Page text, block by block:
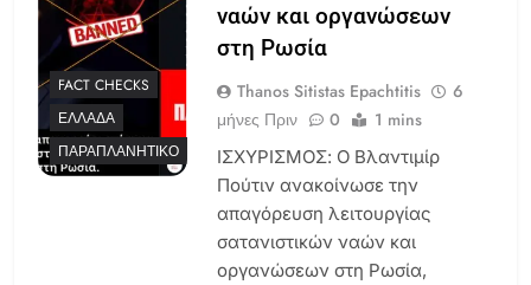
FACT CHECKS
ΕΛΛΆΔΑ
ΠΑΡΑΠΛΑΝΗΤΙΚΌ
ναών και οργανώσεων
στη Ρωσία
Thanos Sitistas Epachtitis
6
μήνες Πριν
0 1 mins
ΙΣΧΥΡΙΣΜΟΣ: Ο Βλαντιμίρ
Πούτιν ανακοίνωσε την
απαγόρευση λειτουργίας
σατανιστικών ναών και
οργανώσεων στη Ρωσία,